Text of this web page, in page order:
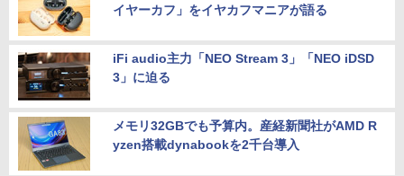
イヤーカフ」をイヤカフマニアが語る
iFi audio主力「NEO Stream 3」「NEO iDSD
3」に迫る
メモリ32GBでも予算内。産経新聞社がAMD R
yzen搭載dynabookを2千台導入